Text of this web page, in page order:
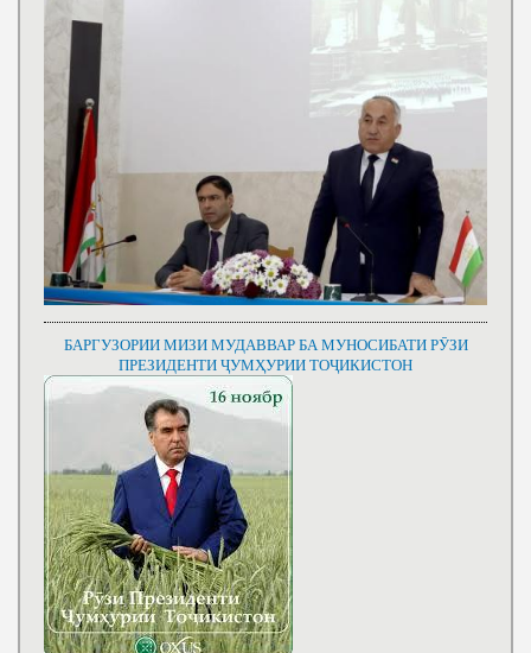
БАРГУЗОРИИ МИЗИ МУДАВВАР БА МУНОСИБАТИ РӮЗИ
ПРЕЗИДЕНТИ ҶУМҲУРИИ ТОҶИКИСТОН